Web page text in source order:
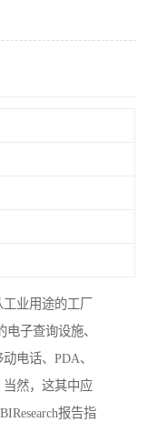
业用途的工厂
子查询设施、
电话、PDA、
然，这其中应
报告指